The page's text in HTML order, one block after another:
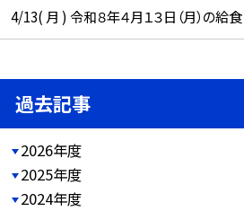
4/13( 月 ) 令和８年４月１３日（月）の給食
過去記事
2026年度
2025年度
2024年度